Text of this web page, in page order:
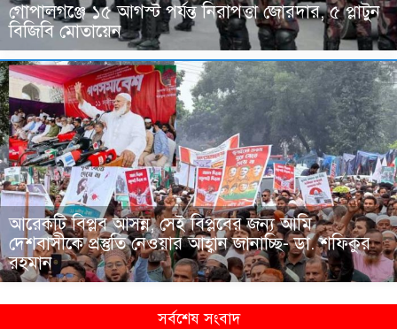
গোপালগঞ্জে ১৫ আগস্ট পর্যন্ত নিরাপত্তা জোরদার, ৫ প্লাটুন
বিজিবি মোতায়েন
আরেকটি বিপ্লব আসন্ন, সেই বিপ্লবের জন্য আমি
দেশবাসীকে প্রস্তুতি নেওয়ার আহ্বান জানাচ্ছি- ডা. শফিকুর
রহমান
সর্বশেষ সংবাদ